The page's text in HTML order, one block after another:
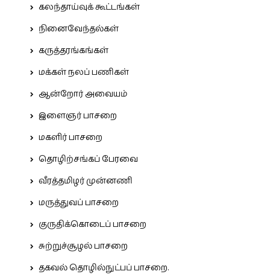
கலந்தாய்வுக் கூட்டங்கள்
நினைவேந்தல்கள்
கருத்தரங்கங்கள்
மக்கள் நலப் பணிகள்
ஆன்றோர் அவையம்
இளைஞர் பாசறை
மகளிர் பாசறை
தொழிற்சங்கப் பேரவை
வீரத்தமிழர் முன்னணி
மருத்துவப் பாசறை
குருதிக்கொடைப் பாசறை
சுற்றுச்சூழல் பாசறை
தகவல் தொழில்நுட்பப் பாசறை.